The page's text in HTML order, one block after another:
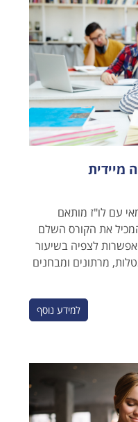
מיידית
עם לו"ז מותאם
את הקורס השלם
אפשרות לצפיה בשיעור
מרתונים ומבחנים
למידע נוסף